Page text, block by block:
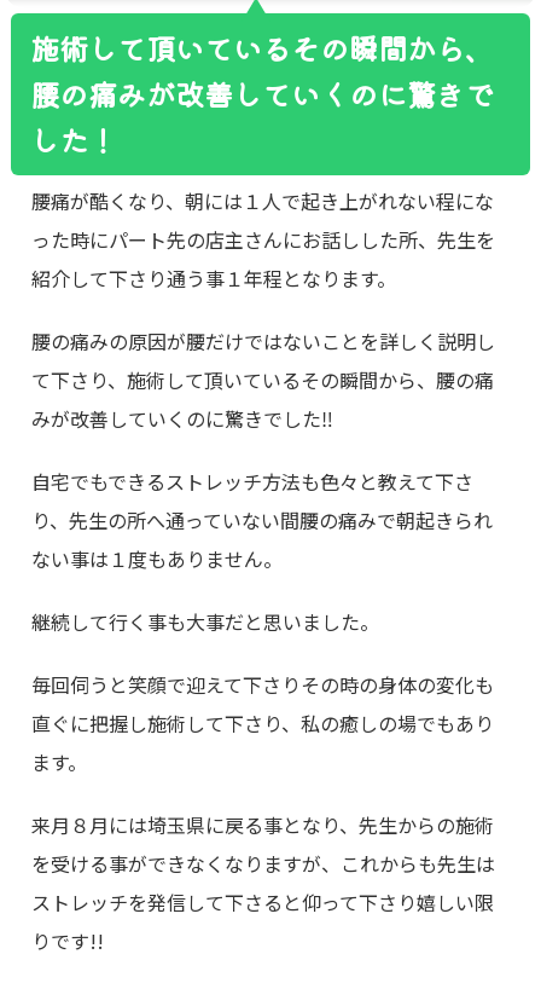
施術して頂いているその瞬間から、
腰の痛みが改善していくのに驚きで
した！
腰痛が酷くなり、朝には１人で起き上がれない程にな
った時にパート先の店主さんにお話しした所、先生を
紹介して下さり通う事１年程となります。
腰の痛みの原因が腰だけではないことを詳しく説明し
て下さり、施術して頂いているその瞬間から、腰の痛
みが改善していくのに驚きでした‼
自宅でもできるストレッチ方法も色々と教えて下さ
り、先生の所へ通っていない間腰の痛みで朝起きられ
ない事は１度もありません。
継続して行く事も大事だと思いました。
毎回伺うと笑顔で迎えて下さりその時の身体の変化も
直ぐに把握し施術して下さり、私の癒しの場でもあり
ます。
来月８月には埼玉県に戻る事となり、先生からの施術
を受ける事ができなくなりますが、これからも先生は
ストレッチを発信して下さると仰って下さり嬉しい限
りです!!